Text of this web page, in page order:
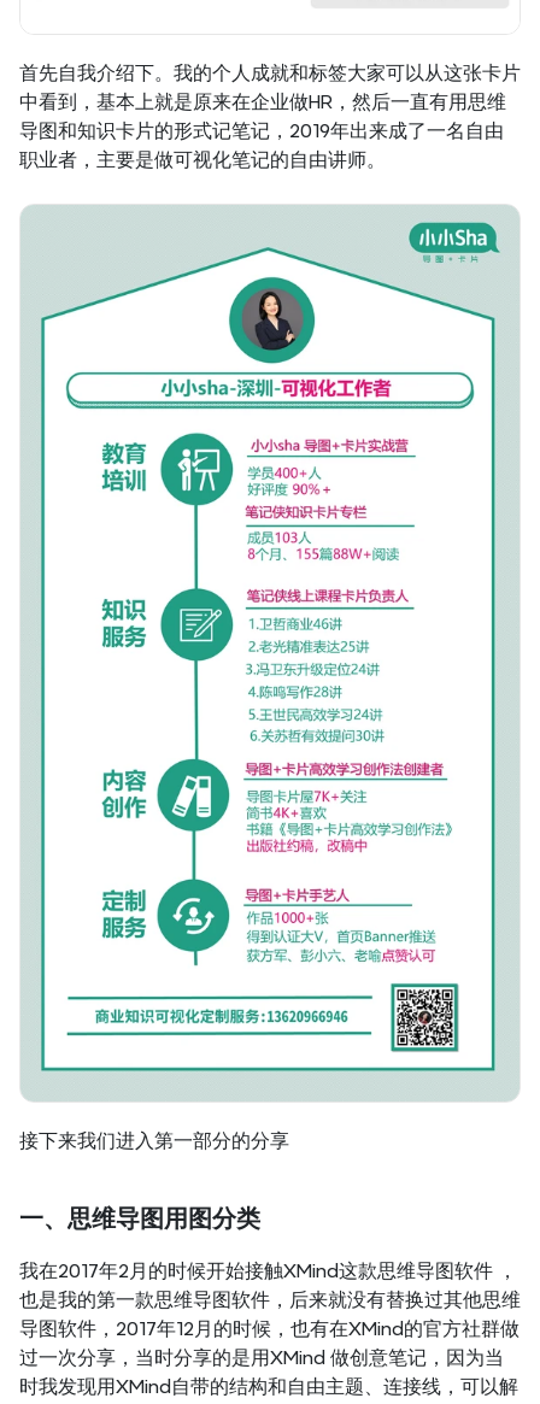
首先自我介绍下。我的个人成就和标签大家可以从这张卡片
中看到，基本上就是原来在企业做HR，然后一直有用思维
导图和知识卡片的形式记笔记，2019年出来成了一名自由
职业者，主要是做可视化笔记的自由讲师。
接下来我们进入第一部分的分享
一、思维导图用图分类
我在2017年2月的时候开始接触XMind这款思维导图软件 ，
也是我的第一款思维导图软件，后来就没有替换过其他思维
导图软件，2017年12月的时候，也有在XMind的官方社群做
过一次分享，当时分享的是用XMind 做创意笔记，因为当
时我发现用XMind自带的结构和自由主题、连接线，可以解